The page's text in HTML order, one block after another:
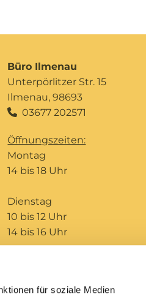
für soziale Medien
Büro Ilmenau
Unterpörlitzer Str. 15
Ilmenau, 98693
 03677 202571
Öffnungszeiten:
Montag
14 bis 18 Uhr
Dienstag
10 bis 12 Uhr
14 bis 16 Uhr
St. Ursula Bildungshaus Marcel